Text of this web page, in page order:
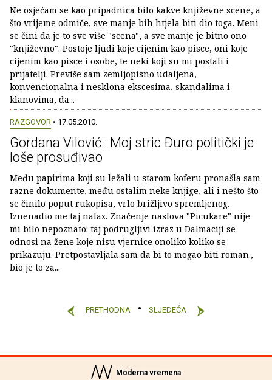
Ne osjećam se kao pripadnica bilo kakve književne scene, a
što vrijeme odmiče, sve manje bih htjela biti dio toga. Meni
se čini da je to sve više "scena", a sve manje je bitno ono
"književno". Postoje ljudi koje cijenim kao pisce, oni koje
cijenim kao pisce i osobe, te neki koji su mi postali i
prijatelji. Previše sam zemljopisno udaljena,
konvencionalna i nesklona ekscesima, skandalima i
klanovima, da...
RAZGOVOR • 17.05.2010.
Gordana Vilović : Moj stric Ðuro politički je
loše prosuđivao
Među papirima koji su ležali u starom koferu pronašla sam
razne dokumente, među ostalim neke knjige, ali i nešto što
se činilo poput rukopisa, vrlo brižljivo spremljenog.
Iznenadio me taj nalaz. Značenje naslova "Picukare" nije
mi bilo nepoznato: taj podrugljivi izraz u Dalmaciji se
odnosi na žene koje nisu vjernice onoliko koliko se
prikazuju. Pretpostavljala sam da bi to mogao biti roman.,
bio je to za...
PRETHODNA SLJEDEĆA
Moderna vremena